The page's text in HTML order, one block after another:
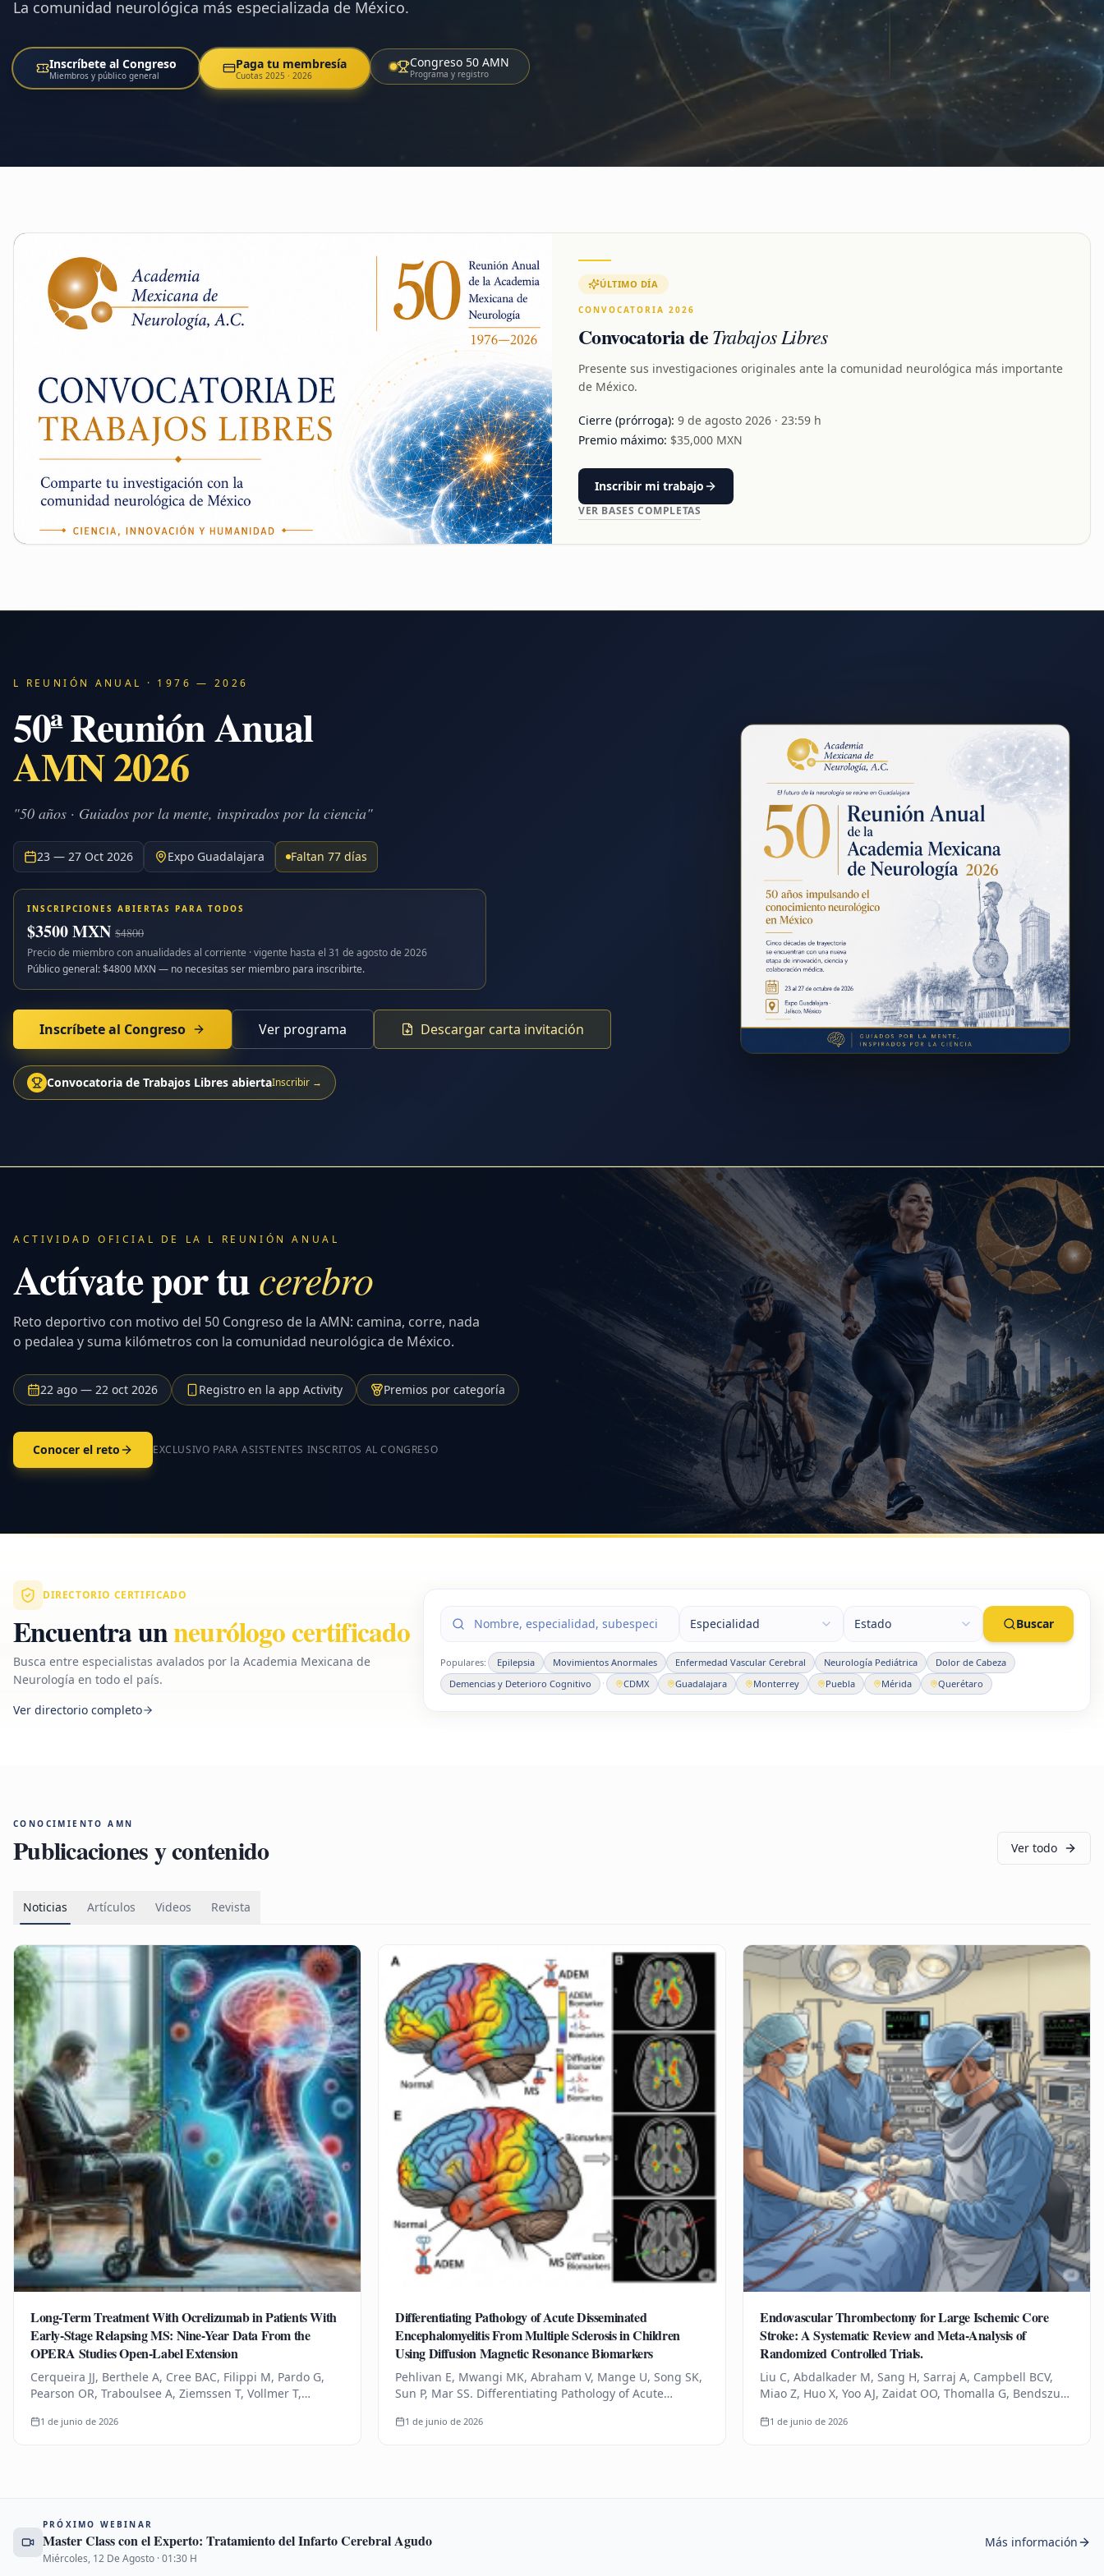
La comunidad neurológica más especializada de México.
Inscríbete al Congreso
Miembros y público general
Paga tu membresía
Cuotas 2025 · 2026
Congreso 50 AMN
Programa y registro
ÚLTIMO DÍA
CONVOCATORIA 2026
Convocatoria deTrabajos Libres
Presente sus investigaciones originales ante la comunidad neurológica más importante
de México.
Cierre (prórroga): 9 de agosto 2026 · 23:59 h
Premio máximo: $35,000 MXN
Inscribir mi trabajo
VER BASES COMPLETAS
L REUNIÓN ANUAL · 1976 — 2026
50ª Reunión Anual
AMN 2026
"50 años · Guiados por la mente, inspirados por la ciencia"
23 — 27 Oct 2026 Expo Guadalajara Faltan 77 días
INSCRIPCIONES ABIERTAS PARA TODOS
$3500MXN $4800
Precio de miembro con anualidades al corriente · vigente hasta el 31 de agosto de 2026
Público general: $4800 MXN — no necesitas ser miembro para inscribirte.
Inscríbete al Congreso Ver programa Descargar carta invitación
Convocatoria de Trabajos Libres abiertaInscribir →
ACTIVIDAD OFICIAL DE LA L REUNIÓN ANUAL
Actívate por tucerebro
Reto deportivo con motivo del 50 Congreso de la AMN: camina, corre, nada
o pedalea y suma kilómetros con la comunidad neurológica de México.
22 ago — 22 oct 2026 Registro en la app Activity Premios por categoría
Conocer el reto EXCLUSIVO PARA ASISTENTES INSCRITOS AL CONGRESO
DIRECTORIO CERTIFICADO
Encuentra unneurólogo certificado
Busca entre especialistas avalados por la Academia Mexicana de
Neurología en todo el país.
Ver directorio completo
Especialidad Estado Buscar
Populares: Epilepsia Movimientos Anormales Enfermedad Vascular Cerebral Neurología Pediátrica
Dolor de Cabeza
Demencias y Deterioro Cognitivo
· CDMX Guadalajara Monterrey Puebla Mérida Querétaro
CONOCIMIENTO AMN
Publicaciones y contenido Ver todo
Noticias Artículos Videos Revista
Long-Term Treatment With Ocrelizumab in Patients With
Early-Stage Relapsing MS: Nine-Year Data From the
OPERA Studies Open-Label Extension
Cerqueira JJ, Berthele A, Cree BAC, Filippi M, Pardo G,
Pearson OR, Traboulsee A, Ziemssen T, Vollmer T,
Schneble HM, Thanei…
1 de junio de 2026
Differentiating Pathology of Acute Disseminated
Encephalomyelitis From Multiple Sclerosis in Children
Using Diffusion Magnetic Resonance Biomarkers
Pehlivan E, Mwangi MK, Abraham V, Mange U, Song SK,
Sun P, Mar SS. Differentiating Pathology of Acute
in Children Using…
1 de junio de 2026
Endovascular Thrombectomy for Large Ischemic Core
Stroke: A Systematic Review and Meta-Analysis of
Randomized Controlled Trials.
Liu C, Abdalkader M, Sang H, Sarraj A, Campbell BCV,
Miao Z, Huo X, Yoo AJ, Zaidat OO, Thomalla G, Bendszus
S, Sun D,…
1 de junio de 2026
PRÓXIMO WEBINAR
Master Class con el Experto: Tratamiento del Infarto Cerebral Agudo
Miércoles, 12 De Agosto ·01:30 H
Más información